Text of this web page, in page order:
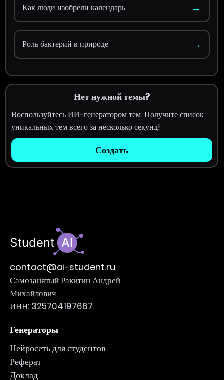
Как люди изобрели календарь →
Роль бактерий в природе →
Нет нужной темы?
Воспользуйтесь ИИ-генератором тем. Получите список
уникальных тем всего за несколько секунд!
Создать
contact@ai-student.ru
Самозанятый Ракитин Андрей
Михайлович
ИНН: 325704197667
Генераторы
Нейросеть для студентов
Реферат
Доклад